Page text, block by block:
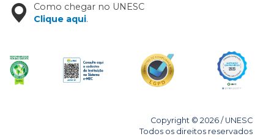
Como chegar no UNESC
Clique aqui.
Copyright © 2026 / UNESC
Todos os direitos reservados